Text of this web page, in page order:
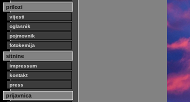
prilozi
vijesti
oglasnik
pojmovnik
fotokemija
sitnine
impressum
kontakt
press
prijavnica